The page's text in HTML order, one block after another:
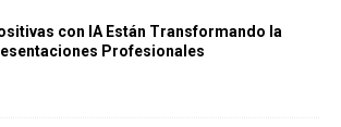
con IA Están Transformando la
Profesionales